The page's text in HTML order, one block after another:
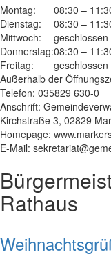
Montag:
08:30 –
Dienstag:
08:30 –
Mittwoch:
geschlossen
Donnerstag:08:30 –
Freitag:
geschlossen
Außerhalb der
Telefon: 035829 630-0
Anschrift:
Kirchstraße 3, 02829
Homepage:
E-Mail:
Rathaus